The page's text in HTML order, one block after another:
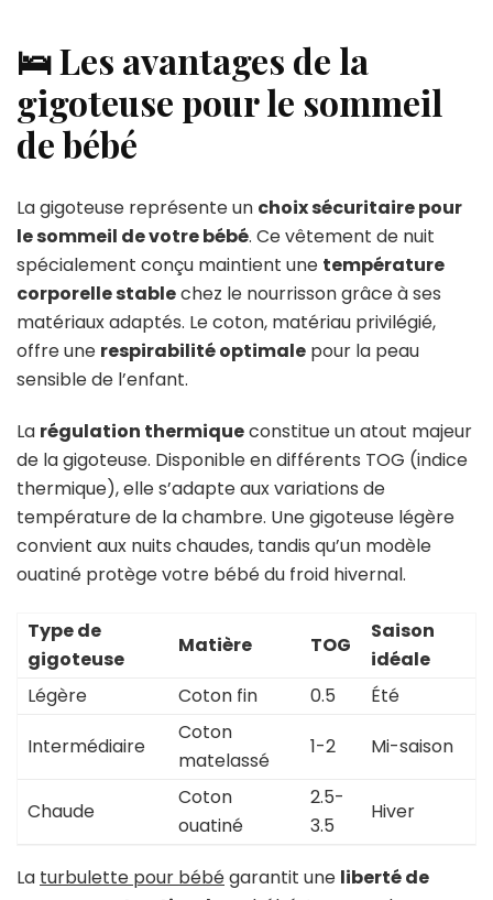
🛌 Les avantages de la
gigoteuse pour le sommeil
de bébé
La gigoteuse représente un choix sécuritaire pour
le sommeil de votre bébé. Ce vêtement de nuit
spécialement conçu maintient une température
corporelle stablechez le nourrisson grâce à ses
matériaux adaptés. Le coton, matériau privilégié,
offre une respirabilité optimale pour la peau
sensible de l’enfant.
La régulation thermiqueconstitue un atout majeur
de la gigoteuse. Disponible en différents TOG (indice
thermique), elle s’adapte aux variations de
température de la chambre. Une gigoteuse légère
convient aux nuits chaudes, tandis qu’un modèle
ouatiné protège votre bébé du froid hivernal.
Type de
gigoteuse
Matière TOG
Saison
idéale
Légère
Coton fin 0.5
Été
Intermédiaire
Coton
matelassé
1-2 Mi-saison
Chaude
Coton
ouatiné
2.5-
3.5
Hiver
La turbulette pour bébégarantit une liberté de